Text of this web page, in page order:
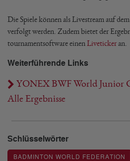
Die Spiele können als Livestream auf dem
verfolgt werden. Zudem bietet der
tournamentsoftware einen Livetickeran.
Weiterführende Links
YONEX BWF World Junior
Alle Ergebnisse
Schlüsselwörter
BADMINTON WORLD FEDERATION